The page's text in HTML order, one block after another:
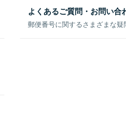
よくあるご質問・お問い合
郵便番号に関するさまざまな疑